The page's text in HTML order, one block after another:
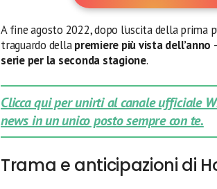
A fine agosto 2022, dopo l’uscita della
traguardo dellapremiere più vista dell’anno
serie per la seconda stagione.
Clicca qui per unirti al canale ufficiale
news in un unico posto sempre con te.
Trama e anticipazioni di